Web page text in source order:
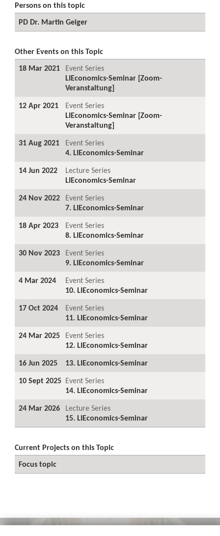
Persons on this topic
PD Dr. Martin Geiger
Other Events on this Topic
18 Mar 2021
Event Series
LIEconomics-Seminar [Zoom-
Veranstaltung]
12 Apr 2021
Event Series
LIEconomics-Seminar [Zoom-
Veranstaltung]
31 Aug 2021
Event Series
4. LIEconomics-Seminar
14 Jun 2022
Lecture Series
LIEconomics-Seminar
24 Nov 2022
Event Series
7. LIEconomics-Seminar
18 Apr 2023
Event Series
8. LIEconomics-Seminar
30 Nov 2023
Event Series
9. LIEconomics-Seminar
4 Mar 2024
Event Series
10. LIEconomics-Seminar
17 Oct 2024
Event Series
11. LIEconomics-Seminar
24 Mar 2025
Event Series
12. LIEconomics-Seminar
16 Jun 2025
13. LIEconomics-Seminar
10 Sept 2025 Event Series
14. LIEconomics-Seminar
24 Mar 2026
Lecture Series
15. LIEconomics-Seminar
Current Projects on this Topic
Focus topic